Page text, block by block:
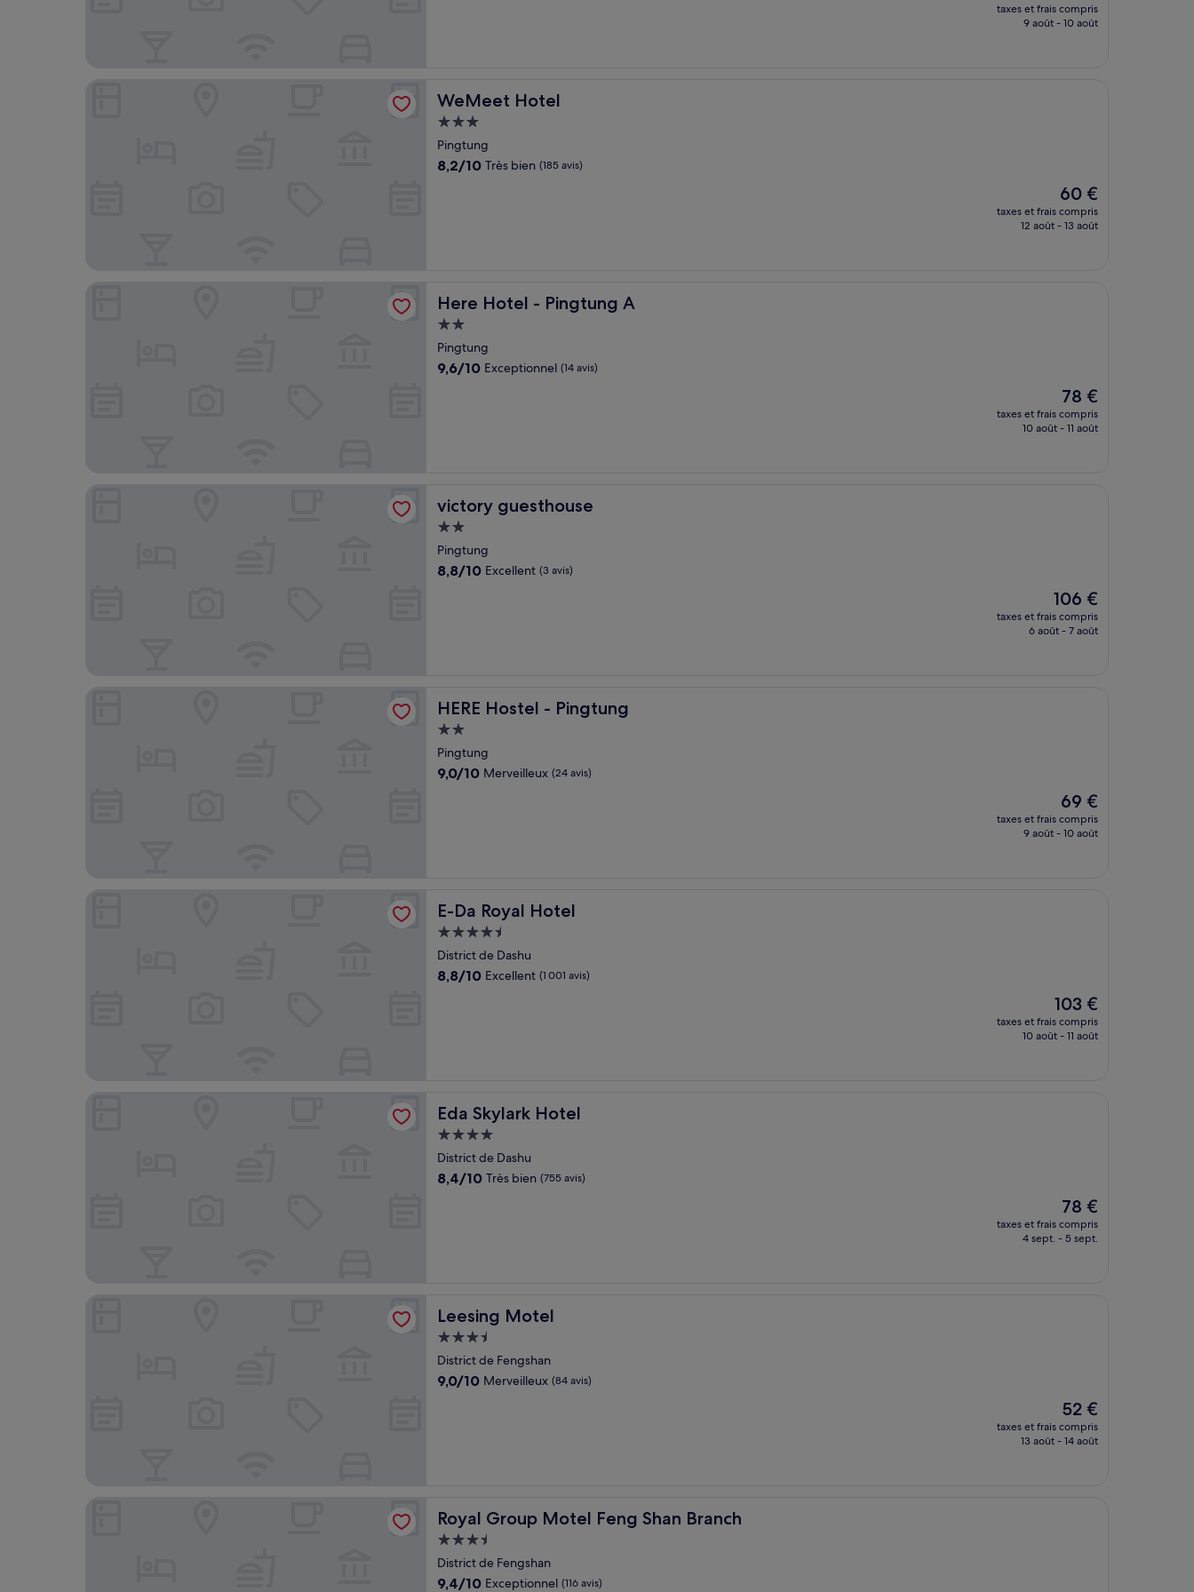
nouveau
prix
taxes et frais compris
9 août - 10 août
WeMeet Hotel
WeMeet Hotel
Hébergement
3.0 étoiles
Pingtung
8.2
8,2/10 Très bien (185 avis)
Le
nouveau
prix
60 €
taxes et frais compris
12 août - 13 août
Here Hotel - Pingtung A
Here Hotel - Pingtung A
Hébergement
2.0 étoiles
Pingtung
9.6
9,6/10 Exceptionnel (14 avis)
Le
nouveau
prix
78 €
taxes et frais compris
10 août - 11 août
victory guesthouse
victory guesthouse
Hébergement
2.0 étoiles
Pingtung
8.8
8,8/10 Excellent (3 avis)
Le
nouveau
prix
106 €
taxes et frais compris
6 août - 7 août
HERE Hostel - Pingtung
HERE Hostel - Pingtung
Hébergement
2.0 étoiles
Pingtung
9.0
9,0/10 Merveilleux (24 avis)
Le
nouveau
prix
69 €
taxes et frais compris
9 août - 10 août
E-Da Royal Hotel
E-Da Royal Hotel
Hébergement
4.5 étoiles
District de Dashu
8.8
8,8/10 Excellent (1 001 avis)
Le
nouveau
prix
103 €
taxes et frais compris
10 août - 11 août
Eda Skylark Hotel
Eda Skylark Hotel
Hébergement
4.0 étoiles
District de Dashu
8.4
8,4/10 Très bien (755 avis)
Le
nouveau
prix
78 €
taxes et frais compris
4 sept. - 5 sept.
Leesing Motel
Leesing Motel
Hébergement
3.5 étoiles
District de Fengshan
9.0
9,0/10 Merveilleux (84 avis)
Le
nouveau
prix
52 €
taxes et frais compris
13 août - 14 août
Royal Group Motel Feng Shan Branch
Royal Group Motel Feng Shan Branch
Hébergement
3.5 étoiles
District de Fengshan
9.4
9,4/10 Exceptionnel (116 avis)